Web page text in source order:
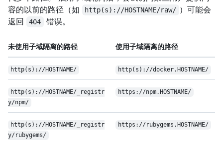
容的以前的路径（如
http(s)://HOSTNAME/raw/ ）可能会
返回
404 错误。
未使用子域隔离的路径 使用子域隔离的路径
http(s)://HOSTNAME/ http(s)://docker.HOSTNAME/
http(s)://HOSTNAME/_registr
y/npm/
https://npm.HOSTNAME/
http(s)://HOSTNAME/_registr
y/rubygems/
https://rubygems.HOSTNAME/